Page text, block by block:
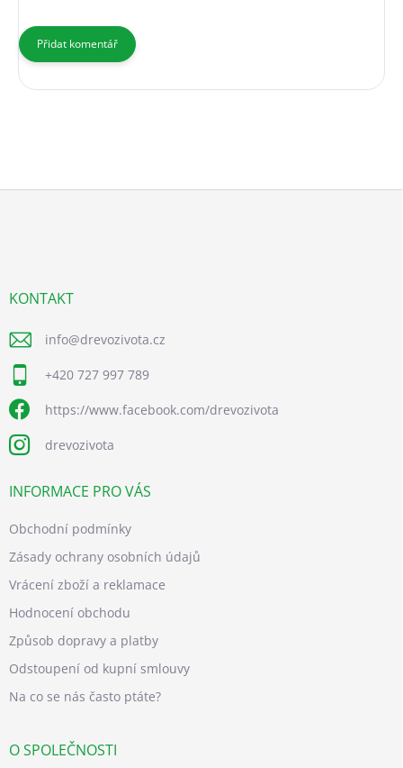
Přidat komentář
KONTAKT
info@drevozivota.cz
+420 727 997 789
https://www.facebook.com/drevozivota
drevozivota
INFORMACE PRO VÁS
Obchodní podmínky
Zásady ochrany osobních údajů
Vrácení zboží a reklamace
Hodnocení obchodu
Způsob dopravy a platby
Odstoupení od kupní smlouvy
Na co se nás často ptáte?
O SPOLEČNOSTI